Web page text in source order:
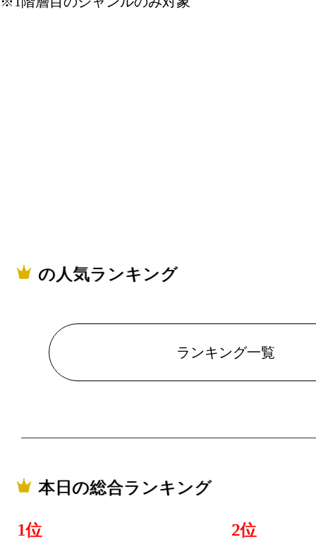
2026/06/07
総合ラン
ランキング
総合ラン
の人気ランキング
ランキング一覧
本日の総合ランキング
1位 2位